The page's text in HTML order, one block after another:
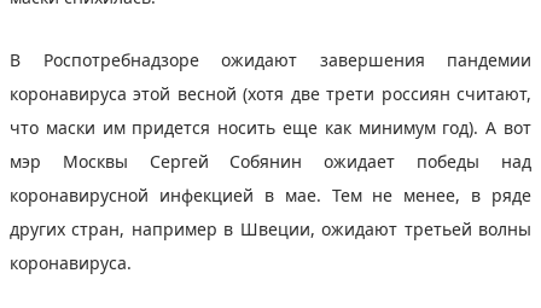
В Роспотребнадзоре ожидают завершения пандемии
коронавируса этой весной (хотя две трети россиян считают,
что маски им придется носить еще как минимум год). А вот
мэр Москвы Сергей Собянин ожидает победы над
коронавирусной инфекцией в мае. Тем не менее, в ряде
других стран, например в Швеции, ожидают третьей волны
коронавируса.